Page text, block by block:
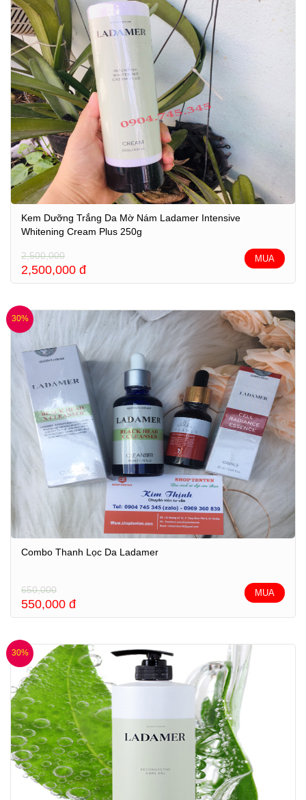
Kem Dưỡng Trắng Da Mờ Nám Ladamer Intensive
Whitening Cream Plus 250g
2,500,000
2,500,000 đ
MUA
30%
Combo Thanh Lọc Da Ladamer
650,000
550,000 đ
MUA
30%